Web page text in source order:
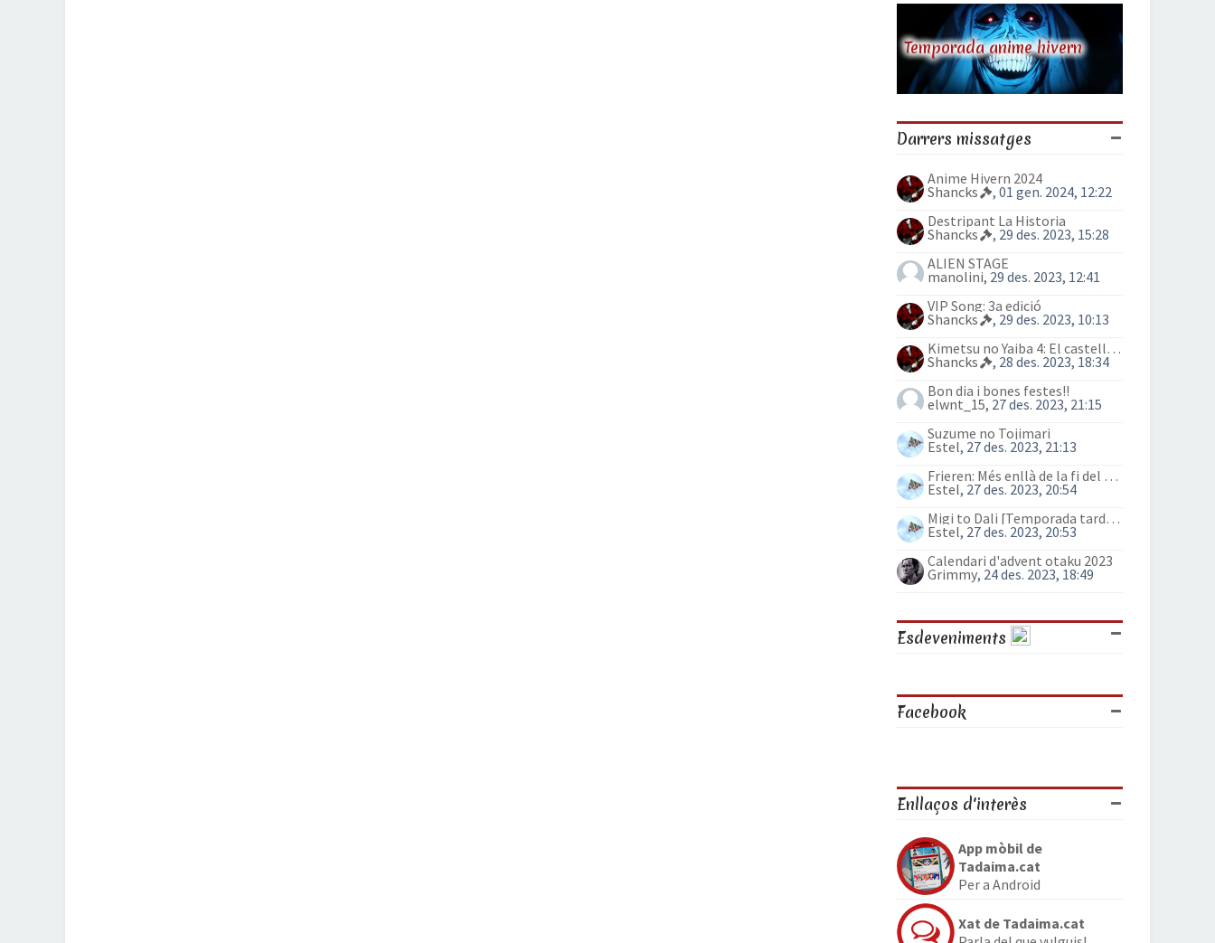
Temporada anime hivern
Darrers missatges
Anime Hivern 2024
Shancks
, 01 gen. 2024, 12:22
Destripant La Historia
Shancks
, 29 des. 2023, 15:28
ALIEN STAGE
manolini, 29 des. 2023, 12:41
VIP Song: 3a edició
Shancks
, 29 des. 2023, 10:13
Kimetsu no Yaiba 4: El castell Infinit
Shancks
, 28 des. 2023, 18:34
Bon dia i bones festes!!
elwnt_15, 27 des. 2023, 21:15
Suzume no Tojimari
Estel, 27 des. 2023, 21:13
Frieren: Més enllà de la fi del viatge (anime)
Estel, 27 des. 2023, 20:54
Migi to Dali [Temporada tardor 2023]
Estel, 27 des. 2023, 20:53
Calendari d'advent otaku 2023
Grimmy, 24 des. 2023, 18:49
Esdeveniments
Facebook
Enllaços d'interès
App mòbil de
Tadaima.cat
Per a Android
Xat de Tadaima.cat